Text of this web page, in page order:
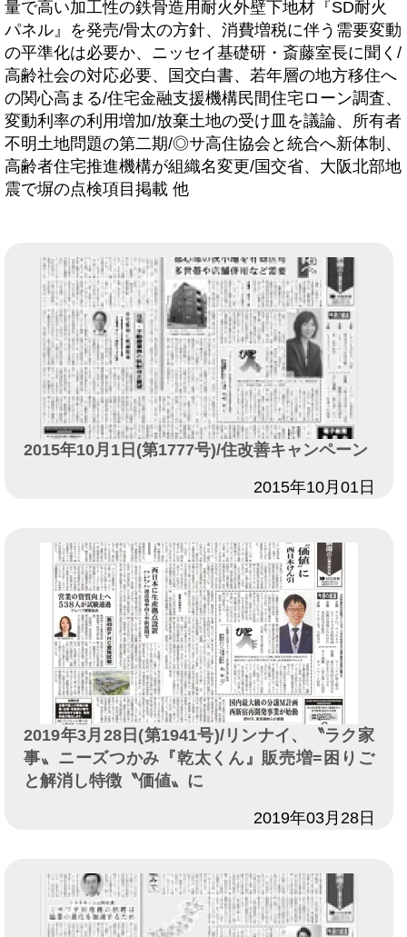
量で高い加工性の鉄骨造用耐火外壁下地材『SD耐火
パネル』を発売/骨太の方針、消費増税に伴う需要変動
の平準化は必要か、ニッセイ基礎研・斎藤室長に聞く/
高齢社会の対応必要、国交白書、若年層の地方移住へ
の関心高まる/住宅金融支援機構民間住宅ローン調査、
変動利率の利用増加/放棄土地の受け皿を議論、所有者
不明土地問題の第二期/◎サ高住協会と統合へ新体制、
高齢者住宅推進機構が組織名変更/国交省、大阪北部地
震で塀の点検項目掲載 他
2015年10月1日(第1777号)/住改善キャンペーン
2015年10月01日
2019年3月28日(第1941号)/リンナイ、〝ラク家
事〟ニーズつかみ『乾太くん』販売増=困りご
と解消し特徴〝価値〟に
2019年03月28日